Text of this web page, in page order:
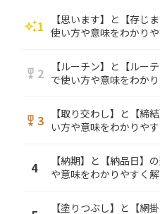
auto_awesome1
【思います】と【存じ
使い方や意味をわかり
military_tech 2
【ルーチン】と【ルー
で使い方や意味をわか
military_tech 3
【取り交わし】と【締
い方や意味をわかりや
4
【納期】と【納品日】
や意味をわかりやすく
【塗りつぶし】と【網